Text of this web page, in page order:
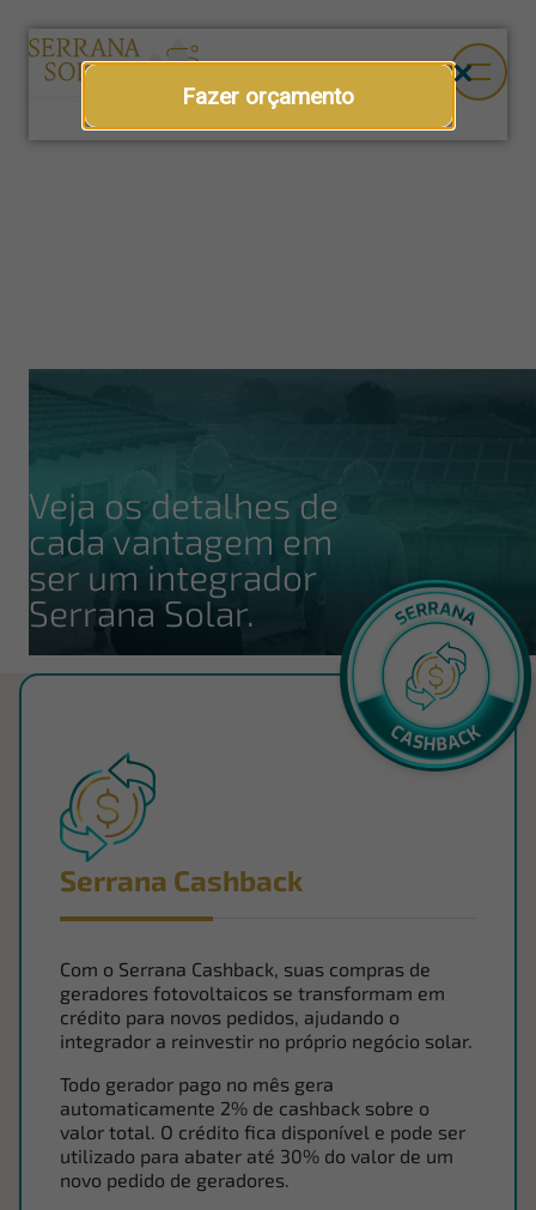
Fazer orçamento
Veja os detalhes de
cada vantagem em
ser um integrador
Serrana Solar.
Serrana Cashback
Com o Serrana Cashback, suas compras de
geradores fotovoltaicos se transformam em
crédito para novos pedidos, ajudando o
integrador a reinvestir no próprio negócio solar.
Todo gerador pago no mês gera
automaticamente 2% de cashback sobre o
valor total. O crédito fica disponível e pode ser
utilizado para abater até 30% do valor de um
novo pedido de geradores.